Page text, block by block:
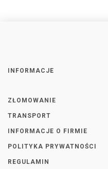
INFORMACJE
ZŁOMOWANIE
TRANSPORT
INFORMACJE O FIRMIE
POLITYKA PRYWATNOŚCI
REGULAMIN